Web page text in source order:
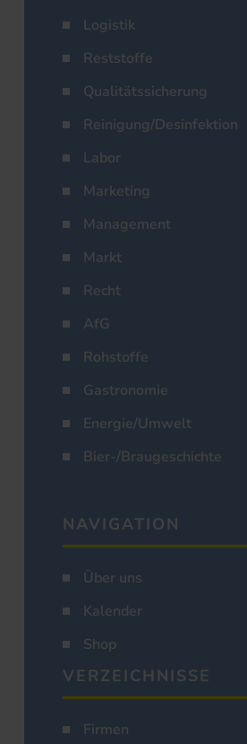
Logistik
Reststoffe
Qualitätssicherung
Reinigung/Desinfektion
Labor
Marketing
Management
Markt
Recht
AfG
Rohstoffe
Gastronomie
Energie/Umwelt
Bier-/Braugeschichte
NAVIGATION
Über uns
Kalender
Shop
VERZEICHNISSE
Firmen